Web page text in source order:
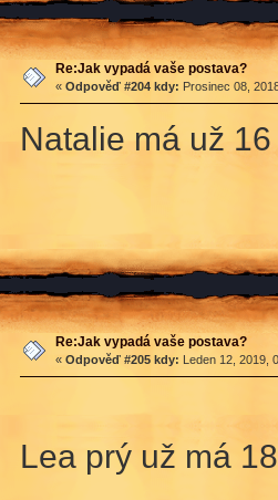
Re:Jak vypadá vaše postava?
« Odpověď #204 kdy: Prosinec 08,
Natalie má už
Re:Jak vypadá vaše postava?
« Odpověď #205 kdy: Leden 12, 2019,
Lea prý už má